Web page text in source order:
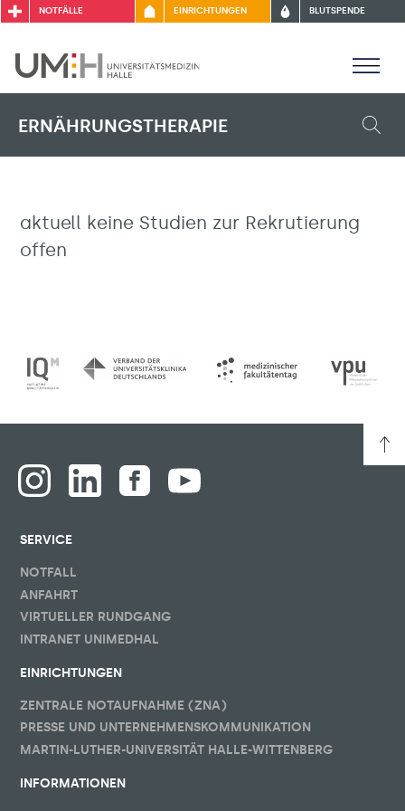
NOTFÄLLE EINRICHTUNGEN BLUTSPENDE
ERNÄHRUNGSTHERAPIE
aktuell keine Studien zur Rekrutierung
offen
SERVICE
NOTFALL
ANFAHRT
VIRTUELLER RUNDGANG
INTRANET UNIMEDHAL
EINRICHTUNGEN
ZENTRALE NOTAUFNAHME (ZNA)
PRESSE UND UNTERNEHMENSKOMMUNIKATION
MARTIN-LUTHER-UNIVERSITÄT HALLE-WITTENBERG
INFORMATIONEN